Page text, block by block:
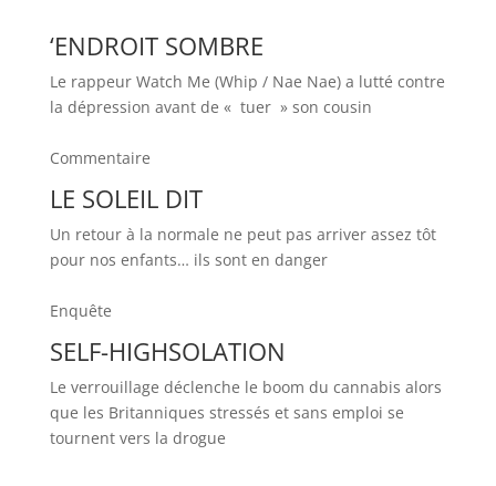
‘ENDROIT SOMBRE
Le rappeur Watch Me (Whip / Nae Nae) a lutté contre
la dépression avant de « tuer » son cousin
Commentaire
LE SOLEIL DIT
Un retour à la normale ne peut pas arriver assez tôt
pour nos enfants… ils sont en danger
Enquête
SELF-HIGHSOLATION
Le verrouillage déclenche le boom du cannabis alors
que les Britanniques stressés et sans emploi se
tournent vers la drogue